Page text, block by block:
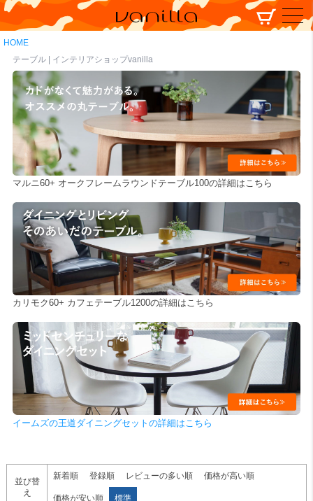
HOME
テーブル | インテリアショップvanilla
検索
マルニ60+ オークフレームラウンドテーブル100の詳細はこちら
カリモク60+ カフェテーブル1200の詳細はこちら
イームズの王道ダイニングセットの詳細はこちら
並び替
え
新着順 登録順 レビューの多い順 価格が高い順
価格が安い順 標準